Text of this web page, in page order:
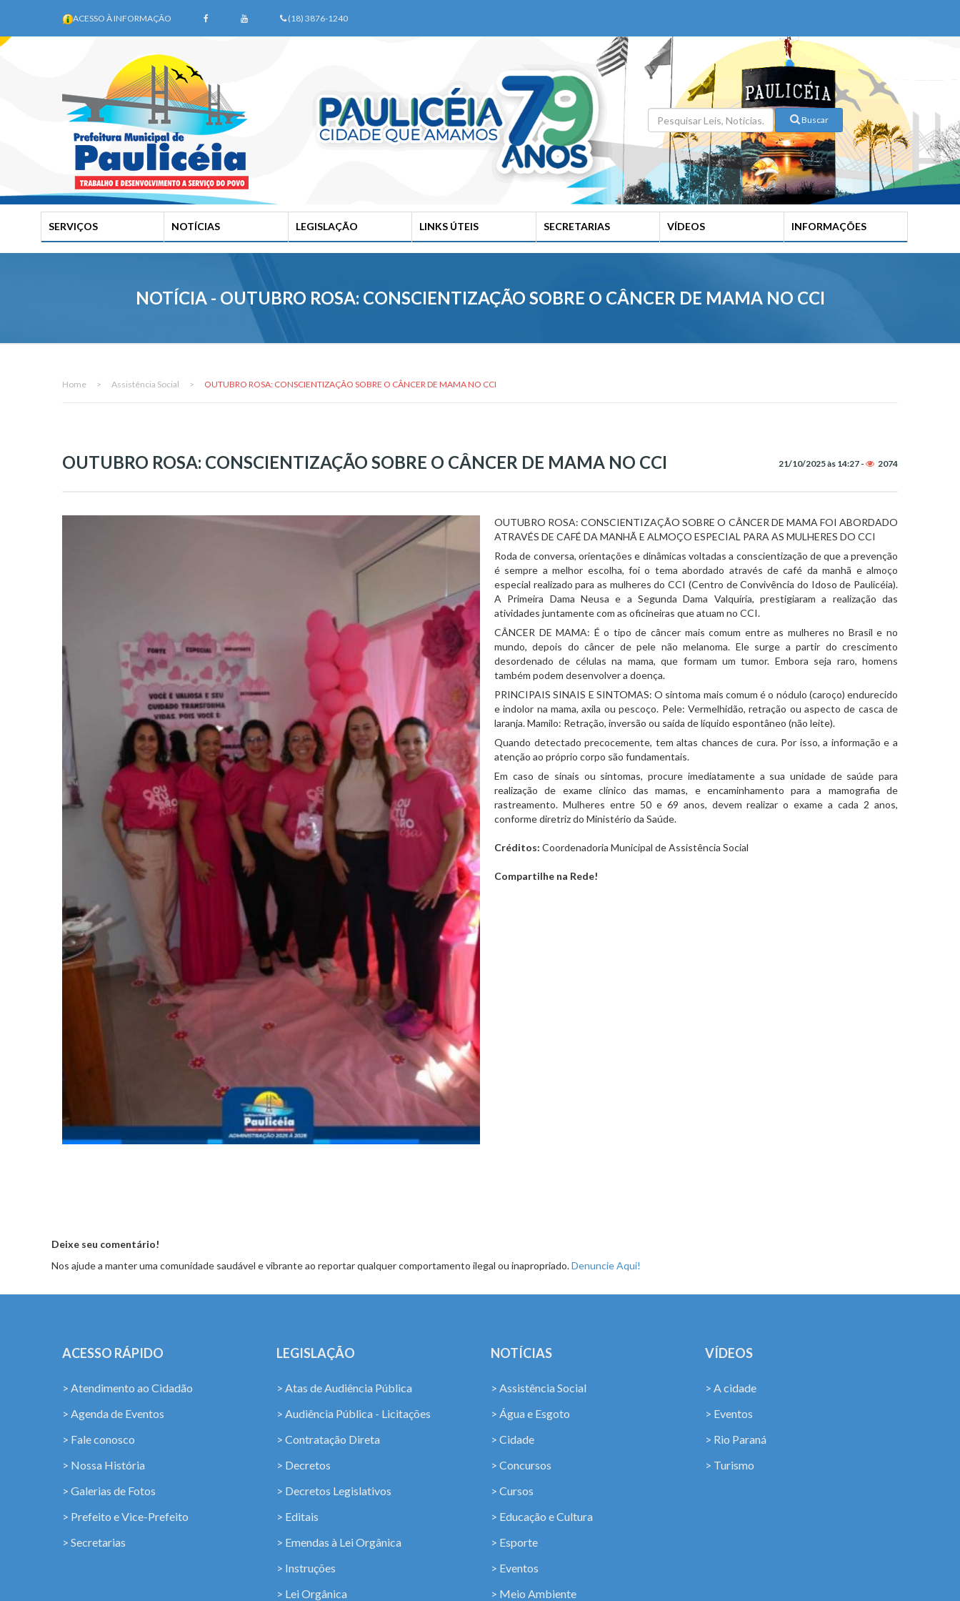
ACESSO À INFORMAÇÃO (18) 3876-1240
Buscar
SERVIÇOS NOTÍCIAS LEGISLAÇÃO LINKS ÚTEIS SECRETARIAS VÍDEOS INFORMAÇÕES
NOTÍCIA - OUTUBRO ROSA: CONSCIENTIZAÇÃO SOBRE O CÂNCER DE MAMA NO CCI
Home > Assistência Social > OUTUBRO ROSA: CONSCIENTIZAÇÃO SOBRE O CÂNCER DE MAMA NO CCI
OUTUBRO ROSA: CONSCIENTIZAÇÃO SOBRE O CÂNCER DE MAMA NO CCI 21/10/2025 às 14:27 - 2074
OUTUBRO ROSA: CONSCIENTIZAÇÃO SOBRE O CÂNCER DE MAMA FOI ABORDADO
ATRAVÉS DE CAFÉ DA MANHÃ E ALMOÇO ESPECIAL PARA AS MULHERES DO CCI
Roda de conversa, orientações e dinâmicas voltadas a conscientização de que a prevenção
é sempre a melhor escolha, foi o tema abordado através de café da manhã e almoço
especial realizado para as mulheres do CCI (Centro de Convivência do Idoso de Paulicéia).
A Primeira Dama Neusa e a Segunda Dama Valquíria, prestigiaram a realização das
atividades juntamente com as oficineiras que atuam no CCI.
CÂNCER DE MAMA: É o tipo de câncer mais comum entre as mulheres no Brasil e no
mundo, depois do câncer de pele não melanoma. Ele surge a partir do crescimento
desordenado de células na mama, que formam um tumor. Embora seja raro, homens
também podem desenvolver a doença.
PRINCIPAIS SINAIS E SINTOMAS: O sintoma mais comum é o nódulo (caroço) endurecido
e indolor na mama, axila ou pescoço. Pele: Vermelhidão, retração ou aspecto de casca de
laranja. Mamilo: Retração, inversão ou saída de líquido espontâneo (não leite).
Quando detectado precocemente, tem altas chances de cura. Por isso, a informação e a
atenção ao próprio corpo são fundamentais.
Em caso de sinais ou sintomas, procure imediatamente a sua unidade de saúde para
realização de exame clínico das mamas, e encaminhamento para a mamografia de
rastreamento. Mulheres entre 50 e 69 anos, devem realizar o exame a cada 2 anos,
conforme diretriz do Ministério da Saúde.
Créditos: Coordenadoria Municipal de Assistência Social
Compartilhe na Rede!
Deixe seu comentário!
Nos ajude a manter uma comunidade saudável e vibrante ao reportar qualquer comportamento ilegal ou inapropriado.Denuncie Aqui!
ACESSO RÁPIDO
> Atendimento ao Cidadão
> Agenda de Eventos
> Fale conosco
> Nossa História
> Galerias de Fotos
> Prefeito e Vice-Prefeito
> Secretarias
LEGISLAÇÃO
> Atas de Audiência Pública
> Audiência Pública - Licitações
> Contratação Direta
> Decretos
> Decretos Legislativos
> Editais
> Emendas à Lei Orgânica
> Instruções
> Lei Orgânica
NOTÍCIAS
> Assistência Social
> Água e Esgoto
> Cidade
> Concursos
> Cursos
> Educação e Cultura
> Esporte
> Eventos
> Meio Ambiente
VÍDEOS
> A cidade
> Eventos
> Rio Paraná
> Turismo